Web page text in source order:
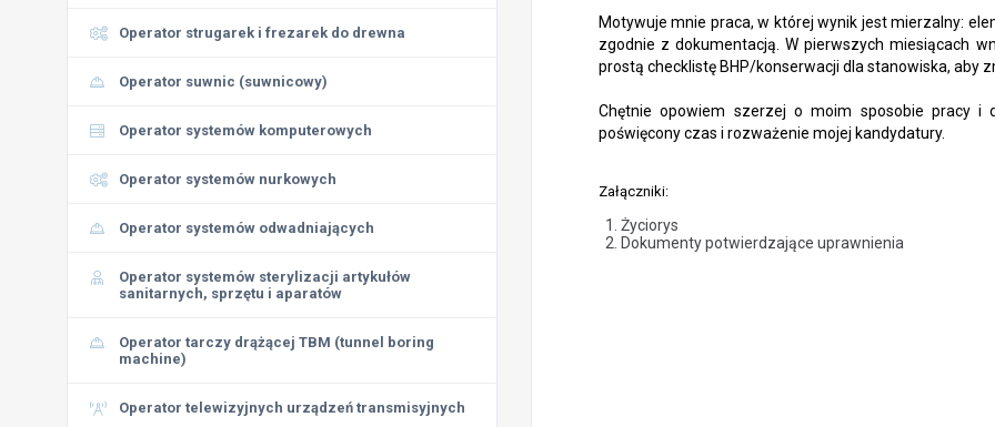
Operator strugarek i frezarek do drewna
Operator suwnic (suwnicowy)
Operator systemów komputerowych
Operator systemów nurkowych
Operator systemów odwadniających
Operator systemów sterylizacji artykułów
sanitarnych, sprzętu i aparatów
Operator tarczy drążącej TBM (tunnel boring
machine)
Operator telewizyjnych urządzeń transmisyjnych
Motywuje mnie praca, w której wynik jest mierzalny:
zgodnie z dokumentacją. W pierwszych miesiącach
prostą checklistę BHP/konserwacji dla stanowiska, aby
Chętnie opowiem szerzej o moim sposobie pracy i
poświęcony czas i rozważenie mojej kandydatury.
Załączniki:
Życiorys
Dokumenty potwierdzające uprawnienia